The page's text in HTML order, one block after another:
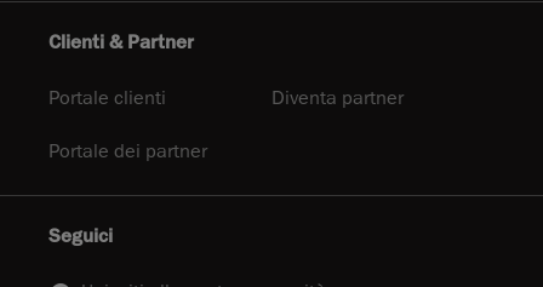
Clienti & Partner
Portale clienti Diventa partner
Portale dei partner
Seguici